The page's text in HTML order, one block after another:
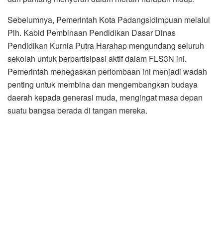
Sebelumnya, Pemerintah Kota Padangsidimpuan melalui
Plh. Kabid Pembinaan Pendidikan Dasar Dinas
Pendidikan Kurnia Putra Harahap mengundang seluruh
sekolah untuk berpartisipasi aktif dalam FLS3N ini.
Pemerintah menegaskan perlombaan ini menjadi wadah
penting untuk membina dan mengembangkan budaya
daerah kepada generasi muda, mengingat masa depan
suatu bangsa berada di tangan mereka.